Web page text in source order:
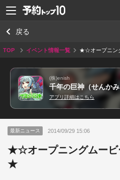
戻る
TOP イベント情報一覧 ★☆オープニン
(株)enish
アプリ詳細はこちら
最新ニュース 2014/09/29 15:06
★☆オープニングムー
★